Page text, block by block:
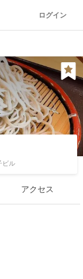
ログイン
ビル
アクセス